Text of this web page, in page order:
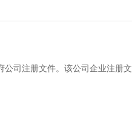
公司注册文件。该公司企业注册文